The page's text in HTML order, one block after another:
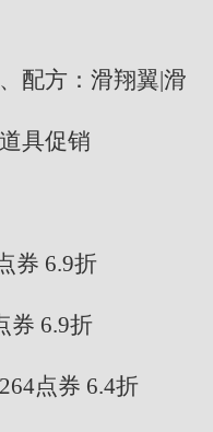
配方：滑翔翼|滑
具促销
券 6.9折
券 6.9折
点券 6.4折